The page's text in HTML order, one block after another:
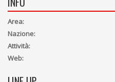
Area:
Nazione:
Attività:
Web: